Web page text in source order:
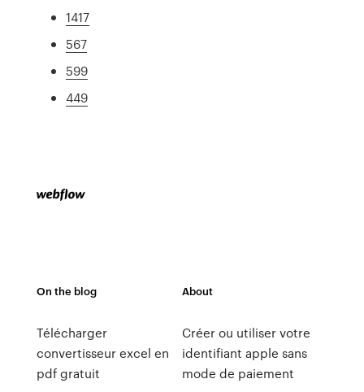
1417
567
599
449
On the blog
Télécharger
convertisseur excel en
pdf gratuit
About
Créer ou utiliser votre
identifiant apple sans
mode de paiement